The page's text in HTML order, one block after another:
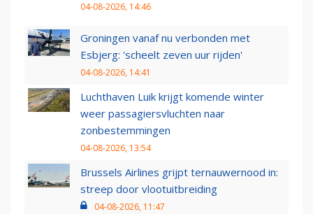
04-08-2026, 14:46
Groningen vanaf nu verbonden met
Esbjerg: 'scheelt zeven uur rijden'
04-08-2026, 14:41
Luchthaven Luik krijgt komende winter
weer passagiersvluchten naar
zonbestemmingen
04-08-2026, 13:54
Brussels Airlines grijpt ternauwernood in:
streep door vlootuitbreiding
04-08-2026, 11:47